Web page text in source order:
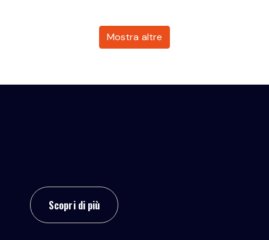
Mostra altre
Scopri di più